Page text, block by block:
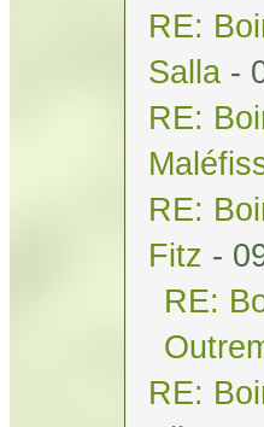
RE:
Salla -
RE:
RE:
Fitz -
RE:
RE: